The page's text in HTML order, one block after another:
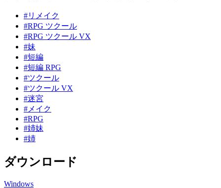
#リメイク
#RPG ツクール
#RPG ツクール VX
#妹
#短編
#短編 RPG
#ツクール
#ツクール VX
#迷宮
#メイク
#RPG
#姉妹
#姉
ダウンロード
Windows